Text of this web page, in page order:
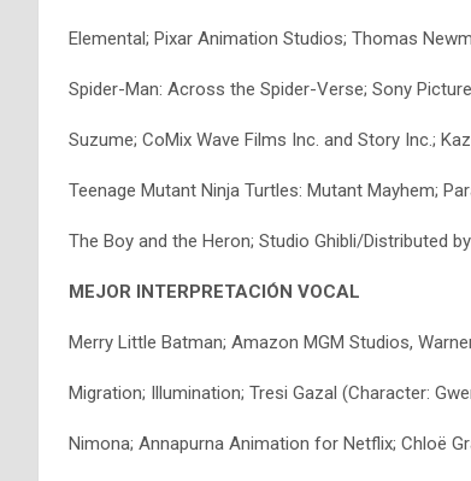
Elemental; Pixar Animation Studios; Thomas
Spider-Man: Across the Spider-Verse; Sony
Suzume; CoMix Wave Films Inc. and Story Inc.;
Teenage Mutant Ninja Turtles: Mutant Mayhem;
The Boy and the Heron; Studio Ghibli/Distributed
MEJOR INTERPRETACIÓN VOCAL
Merry Little Batman; Amazon MGM Studios,
Migration; Illumination; Tresi Gazal (Character:
Nimona; Annapurna Animation for Netflix; Chloë